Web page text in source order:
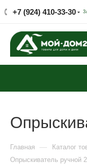
+7 (924) 410-33-30
Главная — Каталог
Опрыскиватель